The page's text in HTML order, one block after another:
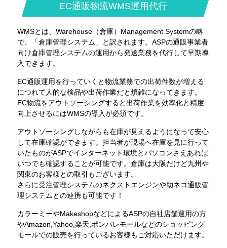
EC通販物流WMS運用代行
WMSとは、Warehouse（倉庫）Management Systemの略
で、「倉庫管理システム」と訳されます。ASPの通販事業者
向け倉庫管理システムの運用から発送業務を代行して早期導
入できます。
EC通販運用を行っていくと物流業務での出荷件数が増える
につれて人的な検品や出荷作業だと煩雑になってきます。
EC物流をアウトソーシングすると出荷作業を効率化と精度
向上させるにはWMSの導入が必須です。
アウトソーシングしながらも在庫が見えるようになって安心
して在庫確認ができます。担当者が現場へ在庫を見に行って
いたものがASPでインターネット環境とパソコンさえあれば
いつでも確認することが可能です。倉庫は大阪だけど九州や
関東のお客様との取引もございます。
さらに受注管理システムのネクストエンジンや助ネコ通販管
理システムとの連携も可能です！
カラーミーやMakeshopなどによるASPの自社店舗運用の方
やAmazon,Yahoo,楽天,ポンパレモールなどのショッピング
モールでの販売を行っているお客様もご対応いただけます。